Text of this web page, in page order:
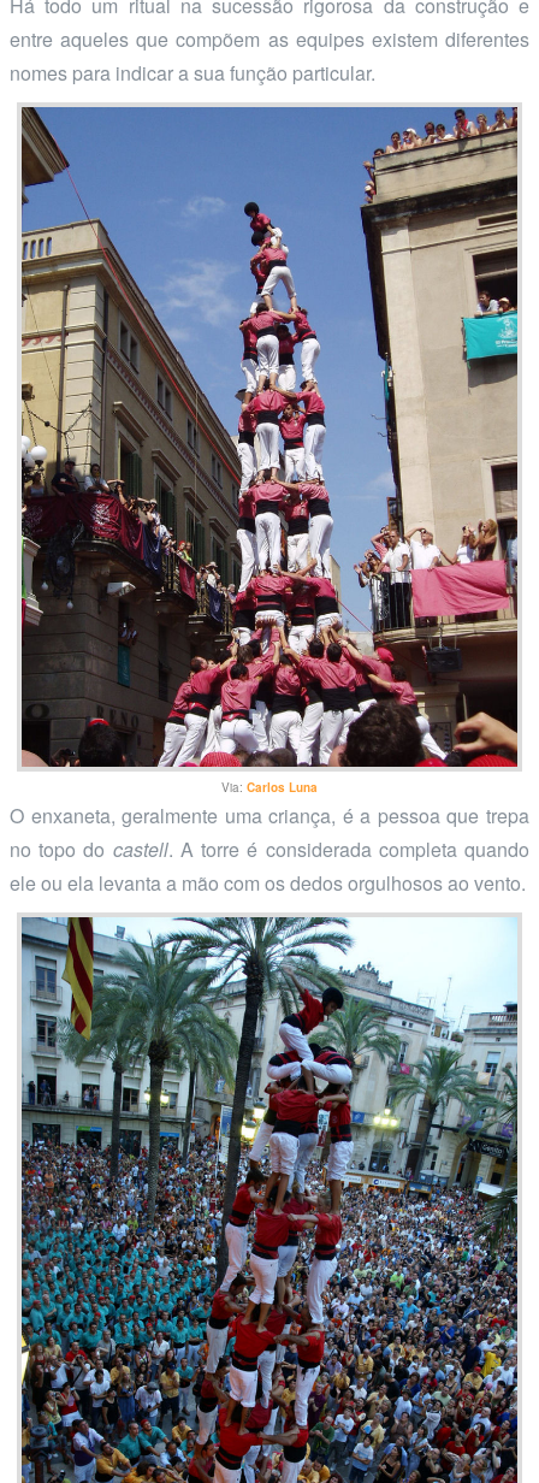
entre aqueles que compõem as equipes existem diferentes
nomes para indicar a sua função particular.
Via: Carlos Luna
O enxaneta, geralmente uma criança, é a pessoa que trepa
no topo do castell. A torre é considerada completa quando
ele ou ela levanta a mão com os dedos orgulhosos ao vento.